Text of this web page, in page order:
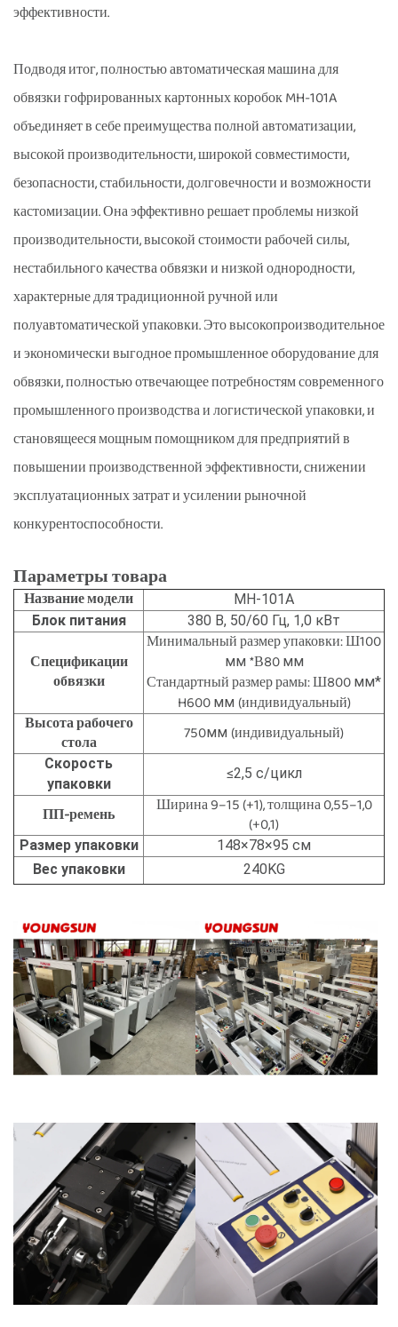
эффективности.
Подводя итог, полностью автоматическая машина для
обвязки гофрированных картонных коробок MH-101A
объединяет в себе преимущества полной автоматизации,
высокой производительности, широкой совместимости,
безопасности, стабильности, долговечности и возможности
кастомизации. Она эффективно решает проблемы низкой
производительности, высокой стоимости рабочей силы,
нестабильного качества обвязки и низкой однородности,
характерные для традиционной ручной или
полуавтоматической упаковки. Это высокопроизводительное
и экономически выгодное промышленное оборудование для
обвязки, полностью отвечающее потребностям современного
промышленного производства и логистической упаковки, и
становящееся мощным помощником для предприятий в
повышении производственной эффективности, снижении
эксплуатационных затрат и усилении рыночной
конкурентоспособности.
Параметры товара
Название модели
MH-101A
Блок питания
380 В, 50/60 Гц, 1,0 кВт
Спецификации
обвязки
Минимальный размер упаковки: Ш100
мм *В80 мм
Стандартный размер рамы: Ш800 мм*
H600 мм (индивидуальный)
Высота рабочего
стола
750мм (индивидуальный)
Скорость
упаковки
≤2,5 с/цикл
ПП-ремень
Ширина 9–15 (+1), толщина 0,55–1,0
(+0,1)
Размер упаковки
148×78×95 см
Вес упаковки
240KG